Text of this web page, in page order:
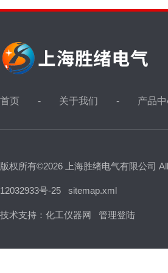
首页 关于我们 产品
版权所有©2026 上海胜绪电气有限公司
12032933号-25 sitemap.xml
技术支持： 化工仪器网 管理登陆